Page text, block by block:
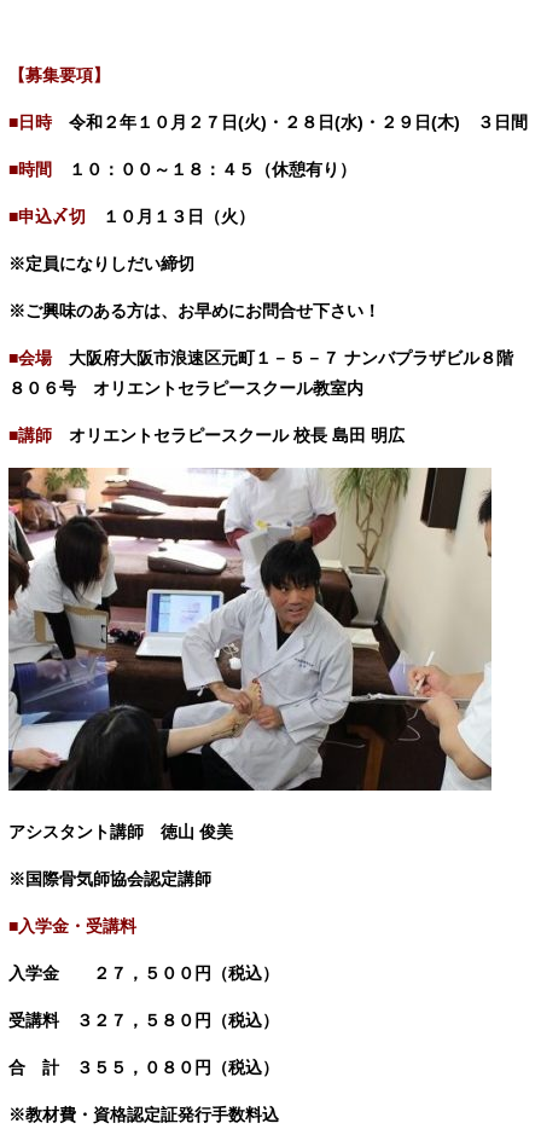
【募集要項】
■日時 令和２年１０ 月２７ 日(火)・２８日(水)・２９日(木) ３日間
■時間 １０：００～１８：４５（休憩有り）
■申込〆切 １０ 月１３日（火）
※定員になりしだい締切
※ご興味のある方は、お早めにお問合せ下さい！
■会場
大阪府大阪市浪速区元町１－５－７ ナンバプラザビル８階
８０６号 オリエントセラピースクール教室内
■講師 オリエントセラピースクール 校長 島田 明広
アシスタント講師 徳山 俊美
※国際骨気師協会認定講師
■入学金・受講料
入学金 ２７，５００円（税込）
受講料 ３２７，５８０円（税込）
合 計 ３５５，０８０円（税込）
※教材費・資格認定証発行手数料込